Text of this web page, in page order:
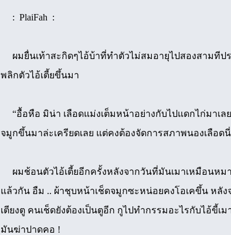
: PlaiFah :
ผมยื่นเท้าสะกิดๆไอ้บ้าที่ทำตัวไม่สมอายุไปสองสามทีปร
พลิกตัวไอ้เตี้ยขึ้นมา
“อื้อหือ มิน่า เลือดแม่งเต็มหน้าอย่างกับไปแดกไก่มาเล
จมูกขึ้นมาล่ะเครียดเลย แต่คงต้องจัดการสภาพนองเลือด
ผมช้อนตัวไอ้เตี้ยอีกครั้งหลังจากวันที่มันเมาเหมือนหม
แล้วกัน อืม .. ผ้าชุบหน้าเช็ดจมูกซะหน่อยคงโอเคขึ้น หลัง
เตียงตู คนเช็ดยังต้องเป็นตูอีก กูไปทำกรรมอะไรกับไอ้
มันฆ่าปาดคอ !